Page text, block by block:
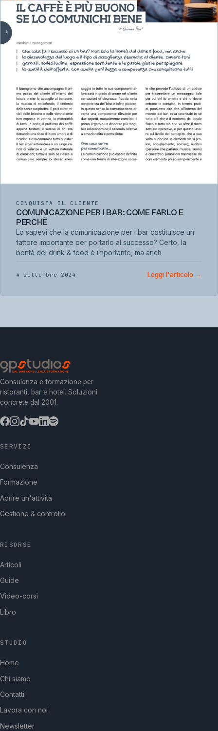
CONQUISTA IL CLIENTE
COMUNICAZIONE PER I BAR: COME FARLO E
PERCHÉ
Lo sapevi che la comunicazione per i bar costituisce un
fattore importante per portarlo al successo? Certo, la
bontà del drink & food è importante, ma anch
4 settembre 2024 Leggi l'articolo →
Consulenza e formazione per
ristoranti, bar e hotel. Soluzioni
concrete dal 2001.
SERVIZI
Consulenza
Formazione
Aprire un'attività
Gestione & controllo
RISORSE
Articoli
Guide
Video-corsi
Libro
STUDIO
Home
Chi siamo
Contatti
Lavora con noi
Newsletter